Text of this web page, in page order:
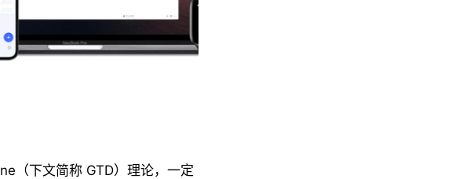
（下文简称 GTD）理论，一定